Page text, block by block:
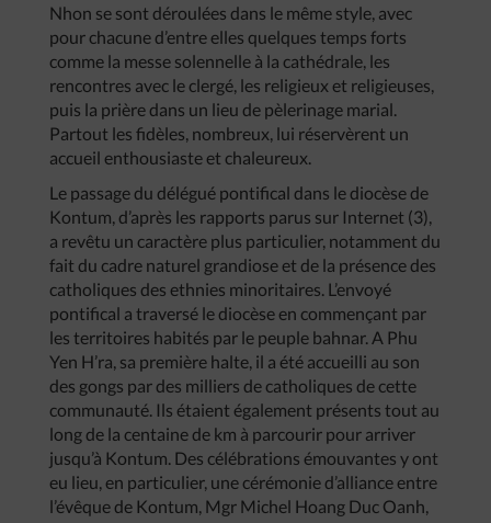
Nhon se sont déroulées dans le même style, avec
pour chacune d’entre elles quelques temps forts
comme la messe solennelle à la cathédrale, les
rencontres avec le clergé, les religieux et religieuses,
puis la prière dans un lieu de pèlerinage marial.
Partout les fidèles, nombreux, lui réservèrent un
accueil enthousiaste et chaleureux.
Le passage du délégué pontifical dans le diocèse de
Kontum, d’après les rapports parus sur Internet (3),
a revêtu un caractère plus particulier, notamment du
fait du cadre naturel grandiose et de la présence des
catholiques des ethnies minoritaires. L’envoyé
pontifical a traversé le diocèse en commençant par
les territoires habités par le peuple bahnar. A Phu
Yen H’ra, sa première halte, il a été accueilli au son
des gongs par des milliers de catholiques de cette
communauté. Ils étaient également présents tout au
long de la centaine de km à parcourir pour arriver
jusqu’à Kontum. Des célébrations émouvantes y ont
eu lieu, en particulier, une cérémonie d’alliance entre
l’évêque de Kontum, Mgr Michel Hoang Duc Oanh,